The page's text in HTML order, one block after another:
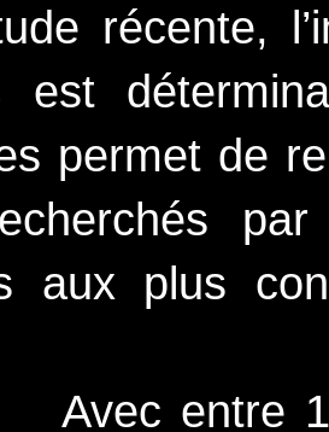
récente,
est
permet de
aux plus
entre 10